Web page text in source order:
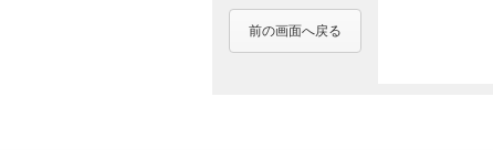
前の画面へ戻る